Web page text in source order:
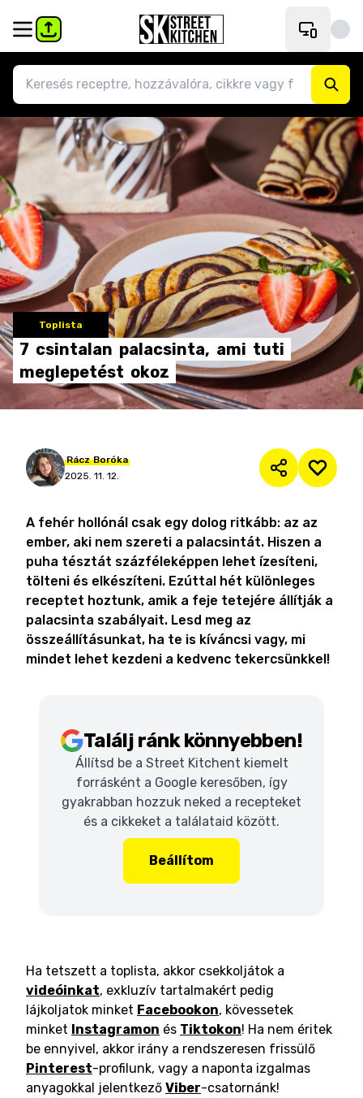
Toplista
7 csintalan palacsinta, ami tuti
meglepetést okoz
Rácz Boróka
2025. 11. 12.
A fehér hollónál csak egy dolog ritkább: az az
ember, aki nem szereti a palacsintát. Hiszen a
puha tésztát százféleképpen lehet ízesíteni,
tölteni és elkészíteni. Ezúttal hét különleges
receptet hoztunk, amik a feje tetejére állítják a
palacsinta szabályait. Lesd meg az
összeállításunkat, ha te is kíváncsi vagy, mi
mindet lehet kezdeni a kedvenc tekercsünkkel!
Találj ránk könnyebben!
Állítsd be a Street Kitchent kiemelt
forrásként a Google keresőben, így
gyakrabban hozzuk neked a recepteket
és a cikkeket a találataid között.
Beállítom
Ha tetszett a toplista, akkor csekkoljátok a
videóinkat, exkluzív tartalmakért pedig
lájkoljatok minket Facebookon, kövessetek
minket Instagramon és Tiktokon! Ha nem éritek
be ennyivel, akkor irány a rendszeresen frissülő
Pinterest-profilunk, vagy a naponta izgalmas
anyagokkal jelentkező Viber-csatornánk!